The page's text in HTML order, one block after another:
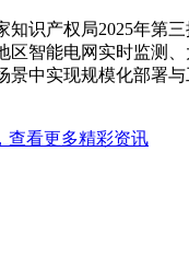
知识产权局2025年第
区智能电网实时监测
景中实现规模化部署与
查看更多精彩资讯